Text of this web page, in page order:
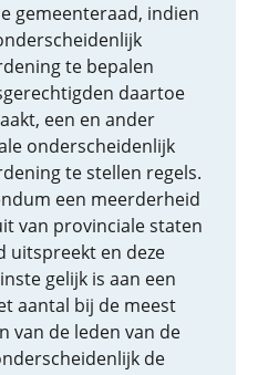
gemeenteraad, indien
te bepalen
daartoe
een en ander
onderscheidenlijk
te stellen regels.
een meerderheid
van provinciale staten
uitspreekt en deze
gelijk is aan een
aantal bij de meest
van de leden van de
de